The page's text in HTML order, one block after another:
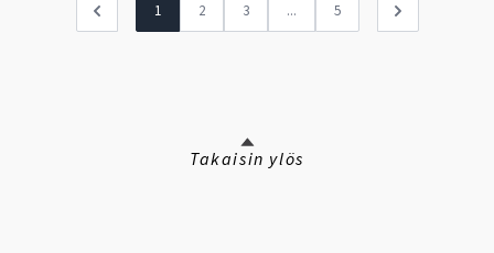
1 2 3 ... 5
Takaisin ylös